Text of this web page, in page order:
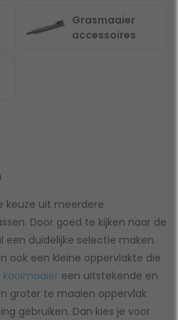
Grasmaaier
accessoires
keuze uit meerdere
Door goed te kijken naar de
een duidelijke selectie maken.
ook een kleine oppervlakte die
kooimaaier een uitstekende en
groter te maaien oppervlak
gebruiken. Dan kies je voor